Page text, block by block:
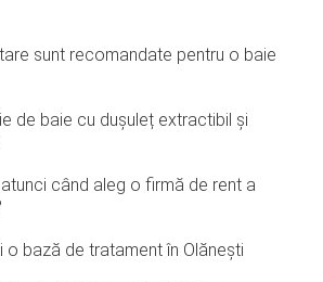
sunt recomandate pentru o baie
de baie cu dușuleț extractibil și
când aleg o firmă de rent a
o bază de tratament în Olănești